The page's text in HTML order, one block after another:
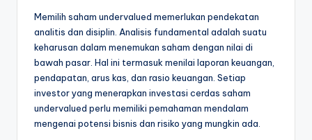
Memilih saham undervalued memerlukan pendekatan
analitis dan disiplin. Analisis fundamental adalah suatu
keharusan dalam menemukan saham dengan nilai di
bawah pasar. Hal ini termasuk menilai laporan keuangan,
pendapatan, arus kas, dan rasio keuangan. Setiap
investor yang menerapkan investasi cerdas saham
undervalued perlu memiliki pemahaman mendalam
mengenai potensi bisnis dan risiko yang mungkin ada.